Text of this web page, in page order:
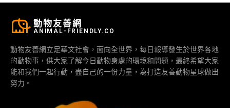
動物友善網
ANIMAL-FRIENDLY.CO
動物友善網立足華文社會，面向全世界，每日報導發生於世界各地
的動物事，供大家了解今日動物身處的環境和問題，最終希望大家
能和我們一起行動，盡自己的一份力量，為打造友善動物星球做出
努力。